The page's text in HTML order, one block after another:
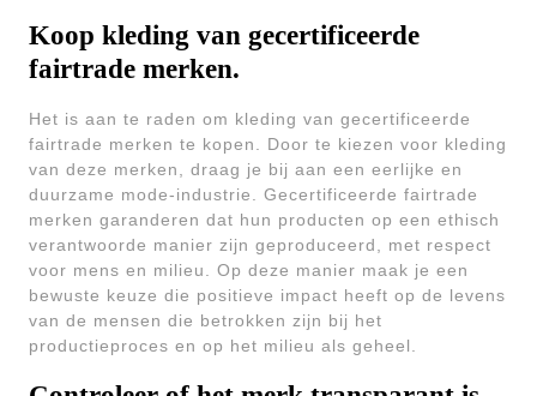
Koop kleding van gecertificeerde
fairtrade merken.
Het is aan te raden om kleding van gecertificeerde
fairtrade merken te kopen. Door te kiezen voor kleding
van deze merken, draag je bij aan een eerlijke en
duurzame mode-industrie. Gecertificeerde fairtrade
merken garanderen dat hun producten op een ethisch
verantwoorde manier zijn geproduceerd, met respect
voor mens en milieu. Op deze manier maak je een
bewuste keuze die positieve impact heeft op de levens
van de mensen die betrokken zijn bij het
productieproces en op het milieu als geheel.